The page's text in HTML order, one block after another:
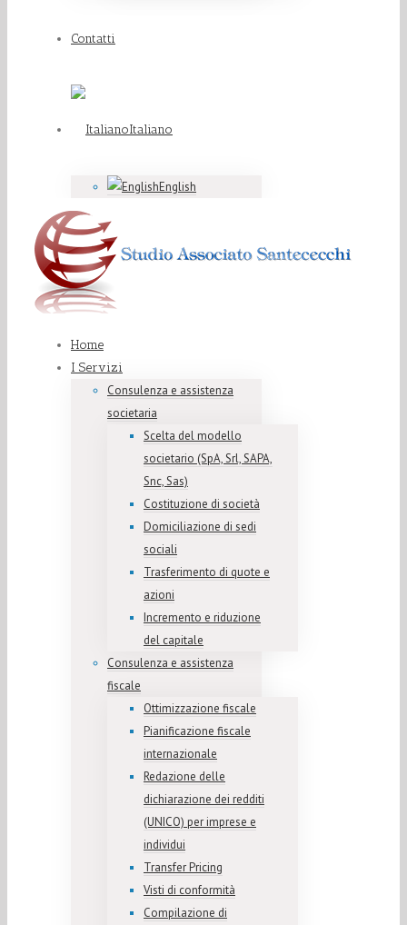
Contatti
Italiano
English
Home
I Servizi
Consulenza e assistenza
societaria
Scelta del modello
societario (SpA, Srl, SAPA,
Snc, Sas)
Costituzione di società
Domiciliazione di sedi
sociali
Trasferimento di quote e
azioni
Incremento e riduzione
del capitale
Consulenza e assistenza
fiscale
Ottimizzazione fiscale
Pianificazione fiscale
internazionale
Redazione delle
dichiarazione dei redditi
(UNICO) per imprese e
individui
Transfer Pricing
Visti di conformità
Compilazione di